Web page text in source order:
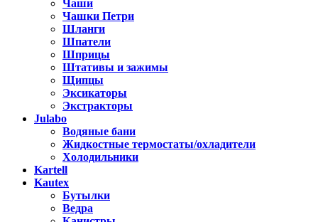
Чаши
Чашки Петри
Шланги
Шпатели
Шприцы
Штативы и зажимы
Щипцы
Эксикаторы
Экстракторы
Julabo
Водяные бани
Жидкостные термостаты/охладители
Холодильники
Kartell
Kautex
Бутылки
Ведра